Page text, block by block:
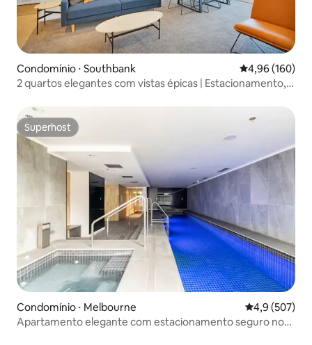
Condomínio ⋅ Southbank 4,96 de uma
4,96 (160)
2 quartos elegantes com vistas épicas | Estacionamento,
Superhost
Superhost
Condomínio ⋅ Melbourne 4,9 de uma
4,9 (507)
Apartamento elegante com estacionamento seguro no